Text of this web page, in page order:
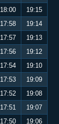
18:00
19:15
17:58
19:14
17:57
19:13
17:56
19:12
17:54
19:10
17:53
19:09
17:52
19:08
17:51
19:07
17:50 19:06